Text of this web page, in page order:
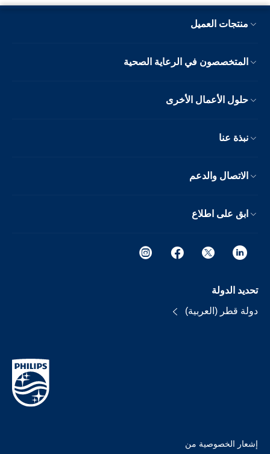
منتجات العميل
المتخصصون في الرعاية الصحية
حلول الأعمال الأخرى
نبذة عنا
الاتصال والدعم
ابق على اطلاع
تحديد الدولة
دولة قطر (العربية)
إشعار الخصوصية من